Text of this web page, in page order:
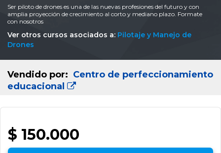
Ser piloto de drones es una de las nuevas profesiones del futuro y con
amplia proyección de crecimiento al corto y mediano plazo. Formate
con nosotros
Ver otros cursos asociados a: Pilotaje y Manejo de
Drones
Vendido por: Centro de perfeccionamiento
educacional
$ 150.000